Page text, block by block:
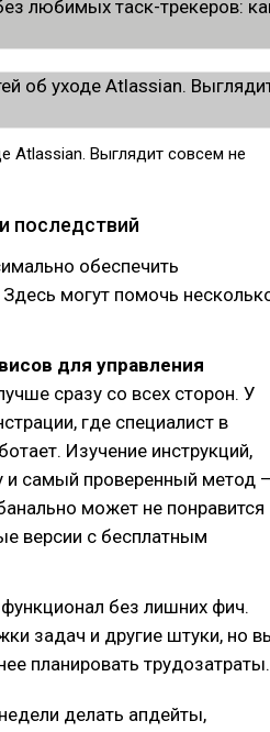
Atlassian. Выглядит совсем не
последствий
обеспечить
могут помочь
для управления
сразу со всех сторон. У
где специалист в
Изучение инструкций,
и самый проверенный метод
может не понравится
версии с бесплатным
без лишних фич.
задач и другие штуки, но
планировать трудозатраты.
делать апдейты,